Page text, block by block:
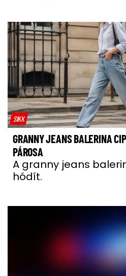
SIKK
GRANNY JEANS BALERINA
PÁROSA
A granny jeans
hódít.